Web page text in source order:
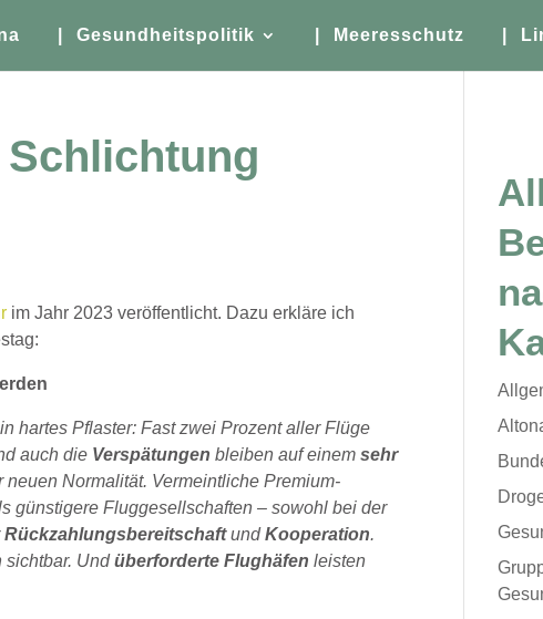
| Gesundheitspolitik | Meeresschutz |
im Jahr 2023 veröffentlicht. Dazu erkläre ich
hartes Pflaster: Fast zwei Prozent aller Flüge
auch die Verspätungenbleiben auf einemsehr
Normalität. Vermeintliche Premium-
günstigere Fluggesellschaften – sowohl bei der
RückzahlungsbereitschaftundKooperation.
sichtbar. Undüberforderte Flughäfen leisten